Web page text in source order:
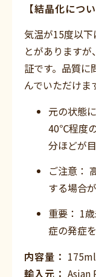
【結晶化につ
気温が15度以
とがあります
証です。品質に
んでいただけま
元の状態
40℃程度
分ほどが
ご注意：
する場合
重要： 1
症の発症
内容量： 175ml
輸入元： Asian